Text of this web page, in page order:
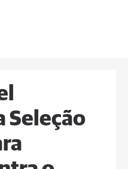
Seleção